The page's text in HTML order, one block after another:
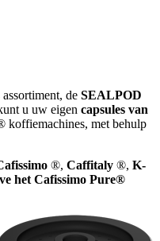
assortiment, de SEALPOD
u uw eigen capsules van
koffiemachines, met behulp
®, Caffitaly ®, K-
het Cafissimo Pure®